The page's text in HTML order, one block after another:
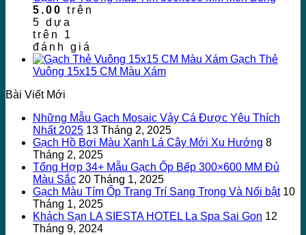
5.00 trên
5 dựa
trên 1
đánh giá
Gạch Thẻ
Vuông 15x15 CM Màu Xám
Bài Viết Mới
Những Mẫu Gạch Mosaic Vảy Cá Được Yêu Thích
Nhất 2025 13 Tháng 2, 2025
Gạch Hồ Bơi Màu Xanh Lá Cây Mới Xu Hướng 8
Tháng 2, 2025
Tổng Hợp 34+ Mẫu Gạch Ốp Bếp 300×600 MM Đủ
Màu Sắc 20 Tháng 1, 2025
Gạch Màu Tím Ốp Trang Trí Sang Trọng Và Nổi bật 10
Tháng 1, 2025
Khách Sạn LA SIESTA HOTEL La Spa Sai Gon 12
Tháng 9, 2024